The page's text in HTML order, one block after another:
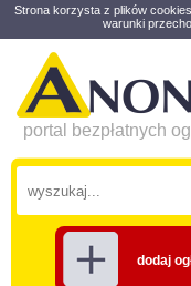
Strona korzysta z plików
warunki
portal bezpłatnych
dodaj